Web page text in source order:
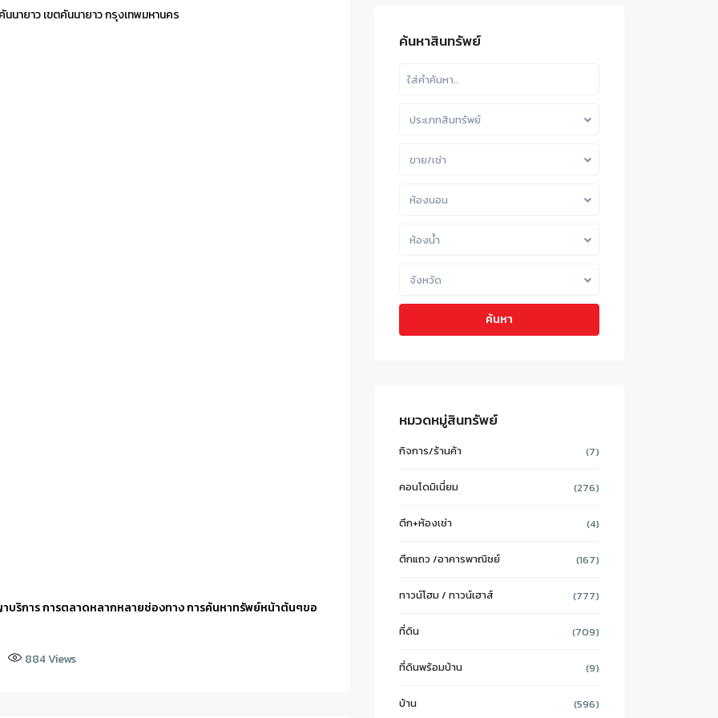
นายาว เขตคันนายาว กรุงเทพมหานคร
ริการ การตลาดหลากหลายช่องทาง การค้นหาทรัพย์หน้าต้นๆขอ
884Views
ค้นหาสินทรัพย์
ประเภทสินทรัพย์
ขาย/เช่า
ห้องนอน
ห้องน้ำ
จังหวัด
ค้นหา
หมวดหมู่สินทรัพย์
กิจการ/ร้านค้า (7)
คอนโดมิเนี่ยม (276)
ตึก+ห้องเช่า (4)
ตึกแถว /อาคารพาณิชย์ (167)
ทาวน์โฮม / ทาวน์เฮาส์ (777)
ที่ดิน (709)
ที่ดินพร้อมบ้าน (9)
บ้าน (596)